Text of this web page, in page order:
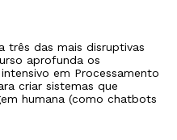
três das mais disruptivas
aprofunda os
em Processamento
criar sistemas que
humana (como chatbots